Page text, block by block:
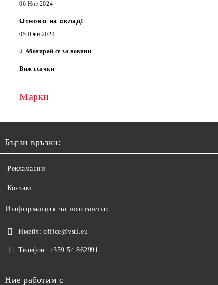
06 Ное 2024
Отново на склад!
05 Юни 2024
Абонирай се за новини
Виж всички
Марки
Бързи връзки:
Рекламации
Контакт
Информация за контакти:
Имейл: office@vstl.eu
Телефон: +359 54 862991
Ние работим с